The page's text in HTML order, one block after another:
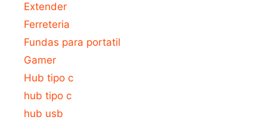
Extender
Ferreteria
Fundas para portatil
Gamer
Hub tipo c
hub tipo c
hub usb